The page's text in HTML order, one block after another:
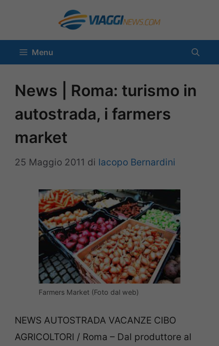
contenuto
Menu
News | Roma: turismo in
autostrada, i farmers
market
25 Maggio 2011 di Iacopo Bernardini
Farmers Market (Foto dal web)
NEWS AUTOSTRADA VACANZE CIBO
AGRICOLTORI / Roma – Dal produttore al